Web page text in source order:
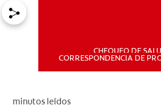
CHEQUEO DE
CORRESPONDENCIA DE
minutos leídos